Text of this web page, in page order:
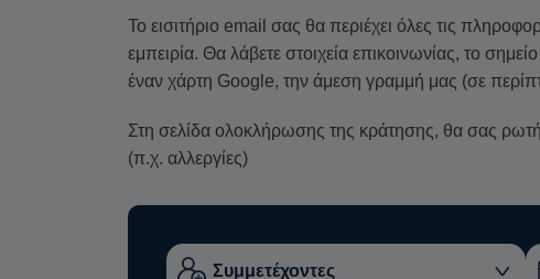
Το εισιτήριο email σας θα περιέχει όλες τις
εμπειρία. Θα λάβετε στοιχεία επικοινωνίας, το
έναν χάρτη Google, την άμεση γραμμή μας (σε
Στη σελίδα ολοκλήρωσης της κράτησης, θα σας
(π.χ. αλλεργίες)